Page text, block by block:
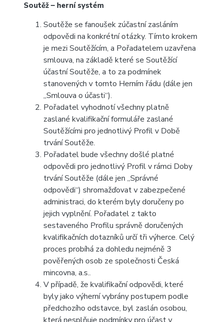
Soutěž – herní systém
Soutěže se fanoušek zúčastní zasláním
odpovědi na konkrétní otázky. Tímto krokem
je mezi Soutěžícím, a Pořadatelem uzavřena
smlouva, na základě které se Soutěžící
účastní Soutěže, a to za podmínek
stanovených v tomto Herním řádu (dále jen
„Smlouva o účasti“).
Pořadatel vyhodnotí všechny platně
zaslané kvalifikační formuláře zaslané
Soutěžícími pro jednotlivý Profil v Době
trvání Soutěže.
Pořadatel bude všechny došlé platné
odpovědi pro jednotlivý Profil v rámci Doby
trvání Soutěže (dále jen „Správné
odpovědi“) shromažďovat v zabezpečené
administraci, do kterém byly doručeny po
jejich vyplnění. Pořadatel z takto
sestaveného Profilu správně doručených
kvalifikačních dotazníků určí tři výherce. Celý
proces probíhá za dohledu nejméně 3
pověřených osob ze společnosti Česká
mincovna, a.s..
V případě, že kvalifikační odpovědi, které
byly jako výherní vybrány postupem podle
předchozího odstavce, byl zaslán osobou,